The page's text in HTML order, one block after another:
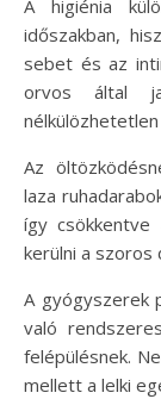
A higiénia
időszakban,
sebet és az
orvos által
Az
laza
így csökkentve
kerülni a szoros
A gyógyszerek
való
felépülésnek.
mellett a lelki